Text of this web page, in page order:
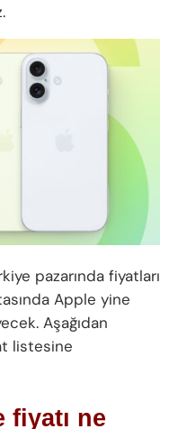
pazarında fiyatları
Apple yine
Aşağıdan
listesine
fiyatı ne